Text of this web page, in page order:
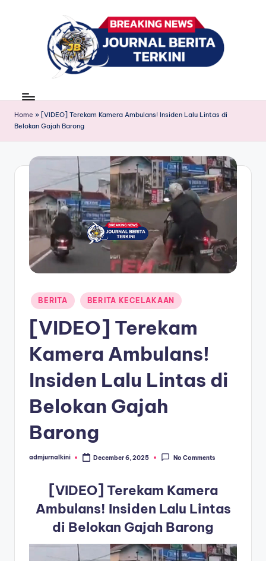
r
n
a
B
ri
news
Home » [VIDEO] Terekam Kamera Ambulans! Insiden Lalu Lintas di
Belokan Gajah Barong
Posted
in
BERITA BERITA KECELAKAAN
[VIDEO] Terekam
Kamera Ambulans!
Insiden Lalu Lintas di
Belokan Gajah
Barong
Posted
admjurnalkini December 6, 2025 No Comments
[VIDEO] Terekam Kamera
Ambulans! Insiden Lalu Lintas
di Belokan Gajah Barong